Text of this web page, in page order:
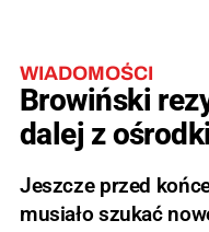
WIADOMOŚCI
Browiński
dalej z
Jeszcze przed
musiało szukać